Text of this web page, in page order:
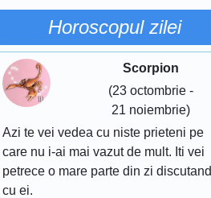
Horoscopul zilei
Scorpion
(23 octombrie -
21 noiembrie)
Azi te vei vedea cu niste prieteni pe
care nu i-ai mai vazut de mult. Iti vei
petrece o mare parte din zi discutand
cu ei.